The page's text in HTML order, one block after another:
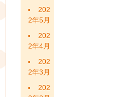
202
2年5月
202
2年4月
202
2年3月
202